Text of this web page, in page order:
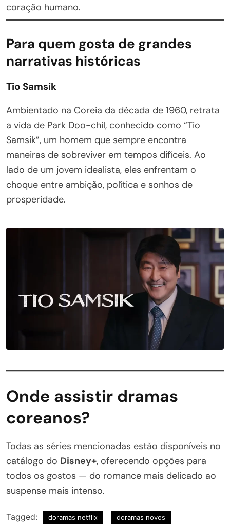
coração humano.
Para quem gosta de grandes
narrativas históricas
Tio Samsik
Ambientado na Coreia da década de 1960, retrata
a vida de Park Doo-chil, conhecido como “Tio
Samsik”, um homem que sempre encontra
maneiras de sobreviver em tempos difíceis. Ao
lado de um jovem idealista, eles enfrentam o
choque entre ambição, política e sonhos de
prosperidade.
Onde assistir dramas
coreanos?
Todas as séries mencionadas estão disponíveis no
catálogo do Disney+, oferecendo opções para
todos os gostos — do romance mais delicado ao
suspense mais intenso.
Tagged: doramas netflix doramas novos